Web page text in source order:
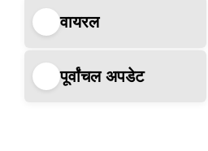
वायरल
पूर्वांचल अपडेट